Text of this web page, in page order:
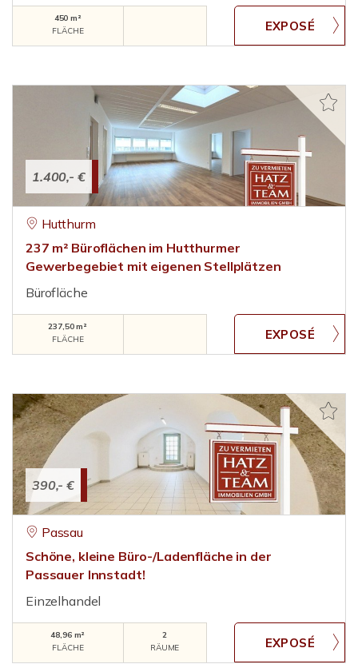
450 m²
FLÄCHE
1.400,- €
Hutthurm
237 m² Büroflächen im Hutthurmer
Gewerbegebiet mit eigenen Stellplätzen
Bürofläche
237,50 m²
FLÄCHE
390,- €
Passau
Schöne, kleine Büro-/Ladenfläche in der
Passauer Innstadt!
Einzelhandel
48,96 m²
FLÄCHE
2
RÄUME